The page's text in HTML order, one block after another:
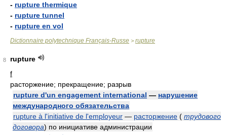
- rupture thermique
- rupture tunnel
- rupture en vol
Dictionnaire polytechnique Français-Russe > rupture
8
rupture
f
расторжение; прекращение; разрыв
rupture d'un engagement international — нарушение
международного обязательства
rupture à l'initiative de l'employeur — расторжение ( трудового
договора) по инициативе администрации